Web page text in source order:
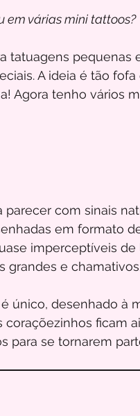
em várias mini tattoos?
tatuagens pequenas
A ideia é tão
Agora tenho vários
com sinais
em formato
imperceptíveis de
grandes e
único, desenhado à
ficam
para se tornarem